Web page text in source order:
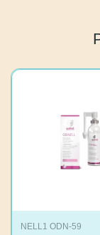
NELL1 ODN-59